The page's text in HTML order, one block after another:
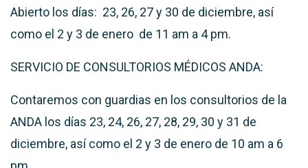
Abierto los días: 23, 26, 27 y 30 de diciembre, así
como el 2 y 3 de enero de 11 am a 4 pm.
SERVICIO DE CONSULTORIOS MÉDICOS ANDA:
Contaremos con guardias en los consultorios de la
ANDA los días 23, 24, 26, 27, 28, 29, 30 y 31 de
diciembre, así como el 2 y 3 de enero de 10 am a 6